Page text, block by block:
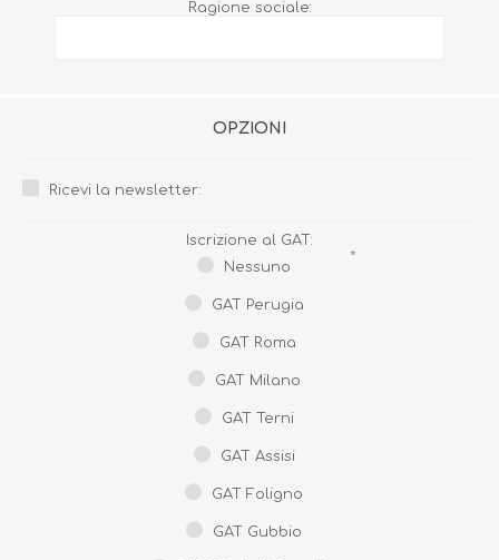
Ragione sociale:
OPZIONI
Ricevi la newsletter:
Iscrizione al GAT:
Nessuno
GAT Perugia
GAT Roma
GAT Milano
GAT Terni
GAT Assisi
GAT Foligno
GAT Gubbio
*